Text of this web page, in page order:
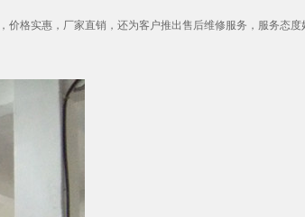
格实惠，厂家直销，还为客户推出售后维修服务，服务态